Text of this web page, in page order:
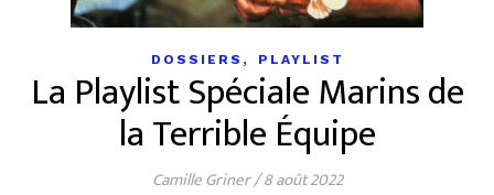
DOSSIERS , PLAYLIST
La Playlist Spéciale Marins de
la Terrible Équipe
Camille Griner/8 août 2022